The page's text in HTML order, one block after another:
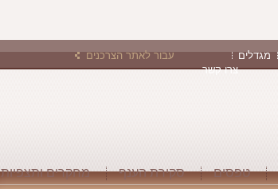
מגדלים
צרו קשר
עבור לאתר הצרכנים
טפסים סקירת הענף מחקרים ותצפיות